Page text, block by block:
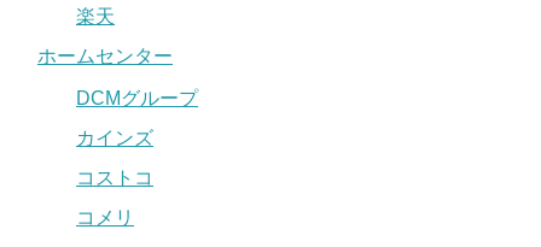
楽天
ホームセンター
DCMグループ
カインズ
コストコ
コメリ